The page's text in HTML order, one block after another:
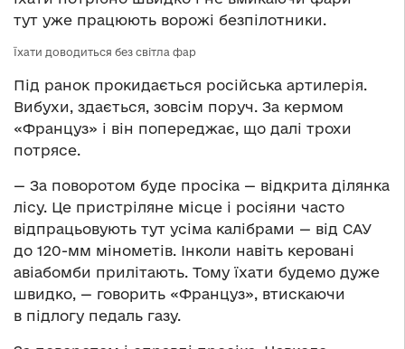
тут уже працюють ворожі безпілотники.
Їхати доводиться без світла фар
Під ранок прокидається російська артилерія.
Вибухи, здається, зовсім поруч. За кермом
«Француз» і він попереджає, що далі трохи
потрясе.
— За поворотом буде просіка — відкрита ділянка
лісу. Це пристріляне місце і росіяни часто
відпрацьовують тут усіма калібрами — від САУ
до 120-мм мінометів. Інколи навіть керовані
авіабомби прилітають. Тому їхати будемо дуже
швидко, — говорить «Француз», втискаючи
в підлогу педаль газу.